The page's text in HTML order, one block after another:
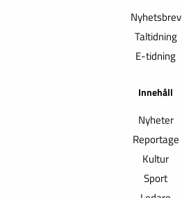
Nyhetsbrev
Taltidning
E-tidning
Innehåll
Nyheter
Reportage
Kultur
Sport